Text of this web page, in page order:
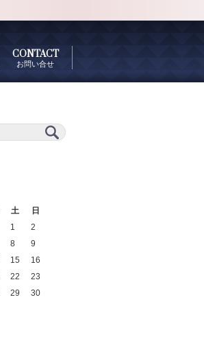
CONTACT
お問い合せ
土
日
1
2
8
9
15
16
22
23
29
30